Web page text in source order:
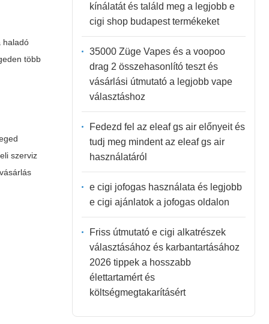
haladó
több
szerviz
kínálatát és találd meg a legjobb e
cigi shop budapest termékeket
35000 Züge Vapes és a voopoo
drag 2 összehasonlító teszt és
vásárlási útmutató a legjobb vape
választáshoz
Fedezd fel az eleaf gs air előnyeit és
tudj meg mindent az eleaf gs air
használatáról
e cigi jofogas használata és legjobb
e cigi ajánlatok a jofogas oldalon
Friss útmutató e cigi alkatrészek
választásához és karbantartásához
2026 tippek a hosszabb
élettartamért és
költségmegtakarításért